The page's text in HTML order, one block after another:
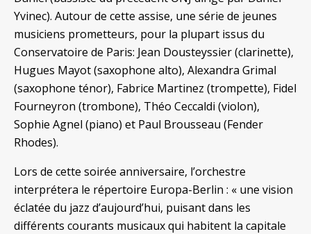
Yvinec). Autour de cette assise, une série de jeunes
musiciens prometteurs, pour la plupart issus du
Conservatoire de Paris: Jean Dousteyssier (clarinette),
Hugues Mayot (saxophone alto), Alexandra Grimal
(saxophone ténor), Fabrice Martinez (trompette), Fidel
Fourneyron (trombone), Théo Ceccaldi (violon),
Sophie Agnel (piano) et Paul Brousseau (Fender
Rhodes).
Lors de cette soirée anniversaire, l’orchestre
interprétera le répertoire Europa-Berlin : « une vision
éclatée du jazz d’aujourd’hui, puisant dans les
différents courants musicaux qui habitent la capitale